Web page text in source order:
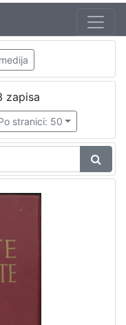
zapisa
stranici: 50